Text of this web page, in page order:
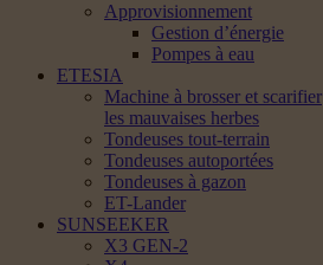
Approvisionnement
Gestion d’énergie
Pompes à eau
ETESIA
Machine à brosser et scarifier
les mauvaises herbes
Tondeuses tout-terrain
Tondeuses autoportées
Tondeuses à gazon
ET-Lander
SUNSEEKER
X3 GEN-2